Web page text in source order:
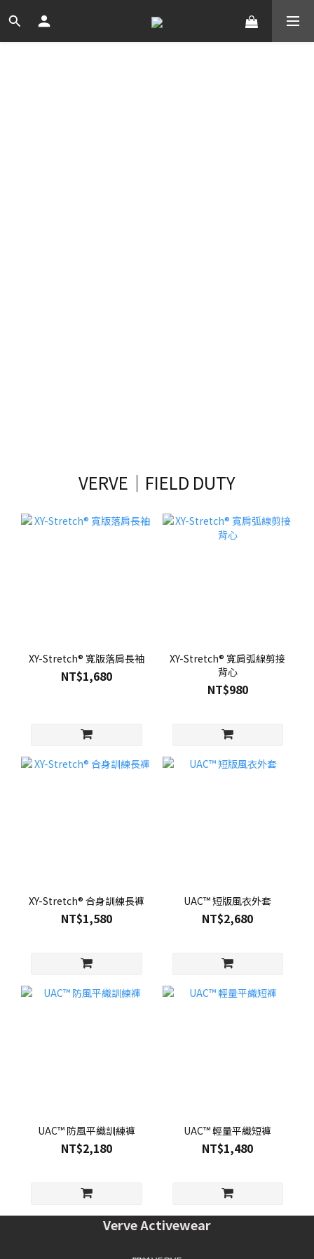
VERVE｜FIELD DUTY
XY-Stretch® 寬版落肩長袖
NT$1,680
XY-Stretch® 寬肩弧線剪接
背心
NT$980
XY-Stretch® 合身訓練長褲
NT$1,580
UAC™ 短版風衣外套
NT$2,680
UAC™ 防風平織訓練褲
NT$2,180
UAC™ 輕量平織短褲
NT$1,480
Verve Activewear